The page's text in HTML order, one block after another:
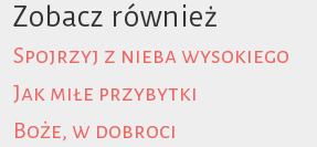
Zobacz również
Spojrzyj z nieba wysokiego
Jak miłe przybytki
Boże, w dobroci